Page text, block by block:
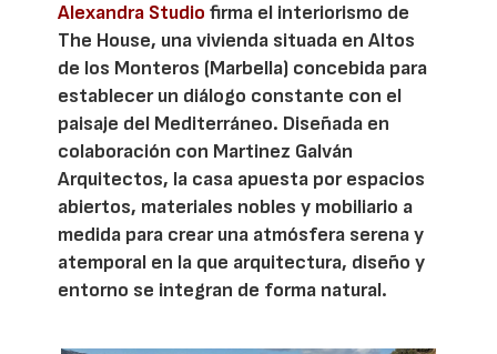
Alexandra Studio firma el interiorismo de
The House, una vivienda situada en Altos
de los Monteros (Marbella) concebida para
establecer un diálogo constante con el
paisaje del Mediterráneo. Diseñada en
colaboración con Martinez Galván
Arquitectos, la casa apuesta por espacios
abiertos, materiales nobles y mobiliario a
medida para crear una atmósfera serena y
atemporal en la que arquitectura, diseño y
entorno se integran de forma natural.